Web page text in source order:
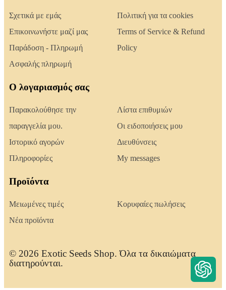
Σχετικά με εμάς
Επικοινωνήστε μαζί μας
Παράδοση - Πληρωμή
Ασφαλής πληρωμή
Πολιτική για τα cookies
Terms of Service & Refund
Policy
Ο λογαριασμός σας
Παρακολούθησε την
παραγγελία μου.
Ιστορικό αγορών
Πληροφορίες
Λίστα επιθυμιών
Οι ειδοποιήσεις μου
Διευθύνσεις
My messages
Προϊόντα
Μειωμένες τιμές
Νέα προϊόντα
Κορυφαίες πωλήσεις
© 2026 Exotic Seeds Shop. Όλα τα δικαιώματα
διατηρούνται.